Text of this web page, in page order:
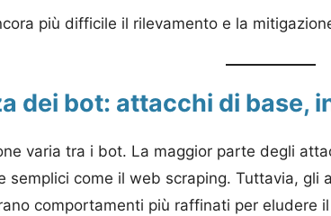
più difficile il rilevamento e la
dei bot: attacchi di base,
varia tra i bot. La maggior parte degli
semplici come il web scraping. Tuttavia, gli
comportamenti più raffinati per eludere